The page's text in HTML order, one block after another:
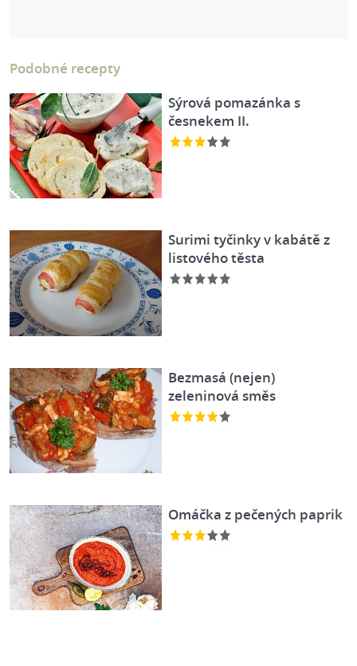
Podobné recepty
Sýrová pomazánka s
česnekem II.
Surimi tyčinky v kabátě z
listového těsta
Bezmasá (nejen)
zeleninová směs
Omáčka z pečených paprik